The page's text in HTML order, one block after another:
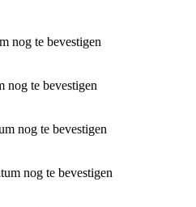
nog te bevestigen
nog te bevestigen
nog te bevestigen
nog te bevestigen